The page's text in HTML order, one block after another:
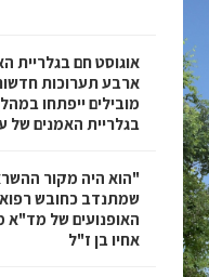
אוגוסט חם בגלריית
ארבע תערוכות
מובילים ייפתחו
בגלריית האמנים של
"הוא היה מקור
שמתנדב כחובש
האופנועים של מד"א
אחיו בן ז"ל